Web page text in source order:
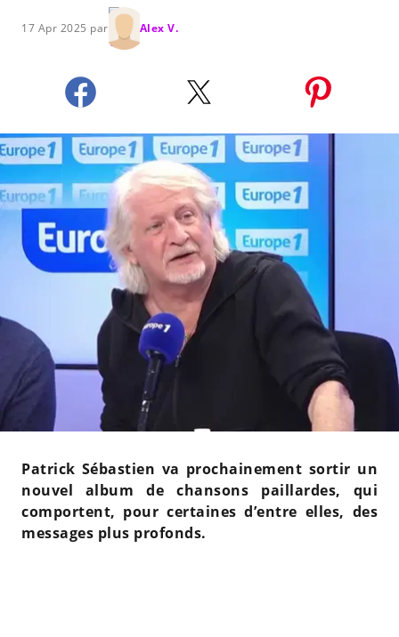
17 Apr 2025 par Alex V.
Patrick Sébastien va prochainement sortir un
nouvel album de chansons paillardes, qui
comportent, pour certaines d’entre elles, des
messages plus profonds.